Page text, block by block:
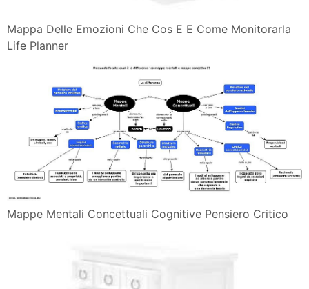
Mappa Delle Emozioni Che Cos E E Come Monitorarla
Life Planner
Mappe Mentali Concettuali Cognitive Pensiero Critico